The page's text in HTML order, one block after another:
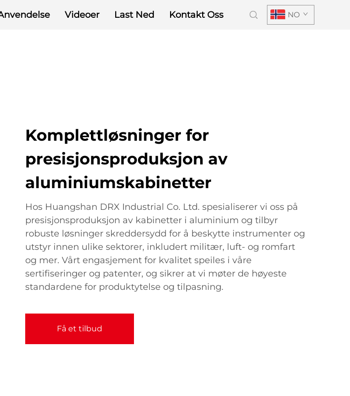
Videoer Last Ned Kontakt Oss NO
Komplettløsninger for
presisjonsproduksjon av
aluminiumskabinetter
Hos Huangshan DRX Industrial Co. Ltd. spesialiserer vi oss på
presisjonsproduksjon av kabinetter i aluminium og tilbyr
robuste løsninger skreddersydd for å beskytte instrumenter og
utstyr innen ulike sektorer, inkludert militær, luft- og romfart
og mer. Vårt engasjement for kvalitet speiles i våre
sertifiseringer og patenter, og sikrer at vi møter de høyeste
standardene for produktytelse og tilpasning.
Få et tilbud